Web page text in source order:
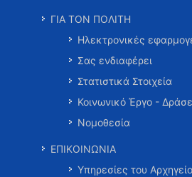
ΓΙΑ ΤΟΝ ΠΟΛΙΤΗ
Ηλεκτρονικές
Σας ενδιαφέρει
Στατιστικά Στοιχεία
Κοινωνικό Έργο -
Νομοθεσία
ΕΠΙΚΟΙΝΩΝΙΑ
Υπηρεσίες του